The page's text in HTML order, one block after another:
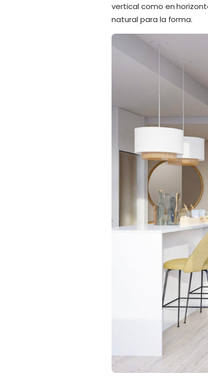
vertical como en
natural para la forma.